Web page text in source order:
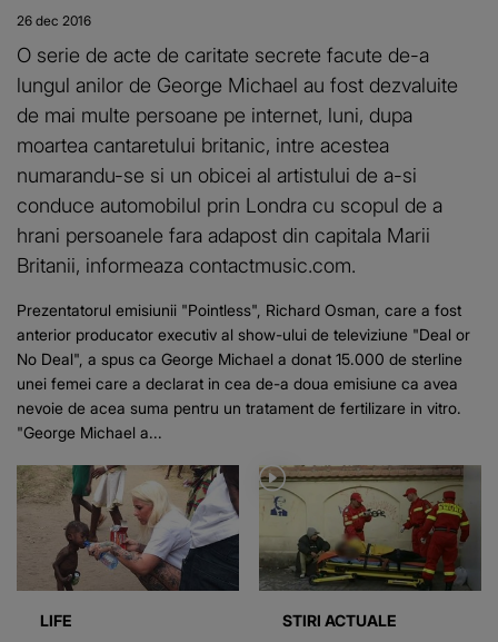
26 dec 2016
O serie de acte de caritate secrete facute de-a
lungul anilor de George Michael au fost dezvaluite
de mai multe persoane pe internet, luni, dupa
moartea cantaretului britanic, intre acestea
numarandu-se si un obicei al artistului de a-si
conduce automobilul prin Londra cu scopul de a
hrani persoanele fara adapost din capitala Marii
Britanii, informeaza contactmusic.com.
Prezentatorul emisiunii "Pointless", Richard Osman, care a fost
anterior producator executiv al show-ului de televiziune "Deal or
No Deal", a spus ca George Michael a donat 15.000 de sterline
unei femei care a declarat in cea de-a doua emisiune ca avea
nevoie de acea suma pentru un tratament de fertilizare in vitro.
"George Michael a...
LIFE STIRI ACTUALE